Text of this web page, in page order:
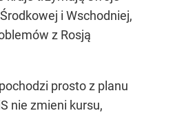
i Wschodniej,
z Rosją
prosto z planu
nie zmieni kursu,